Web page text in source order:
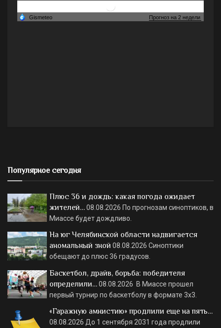
Популярное сегодня
Плюс 36 и дождь: какая погода ожидает
жителей…08.08.2026 По прогнозам синоптиков, в
Миассе будет дождливо.
На юг Челябинской области надвигается
аномальный зной 08.08.2026 Синоптики
обещают до плюс 36 градусов.
Баскетбол, драйв, борьба: победителя
определили…08.08.2026 В Миассе прошел
первый турнир по баскетболу в формате 3х3.
«Гаражную амнистию» продлили еще на пять…
08.08.2026 До 1 сентября 2031 года продлили